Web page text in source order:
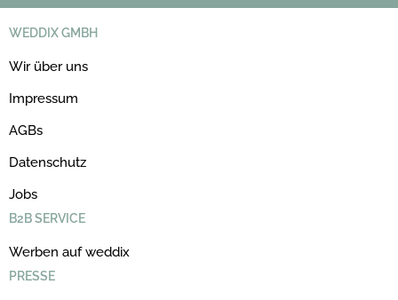
WEDDIX GMBH
Wir über uns
Impressum
AGBs
Datenschutz
Jobs
B2B SERVICE
Werben auf weddix
PRESSE